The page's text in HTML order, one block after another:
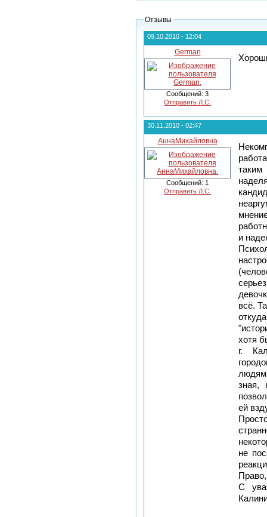
Отзывы
09.10.2010 - 12:04
German
Сообщений: 3
Отправить Л.С.
30.11.2010 - 02:47
АннаМихайловна
Сообщений: 1
Отправить Л.С.
таким
и
всё.
хотя
г.
зная,
ей
не
С